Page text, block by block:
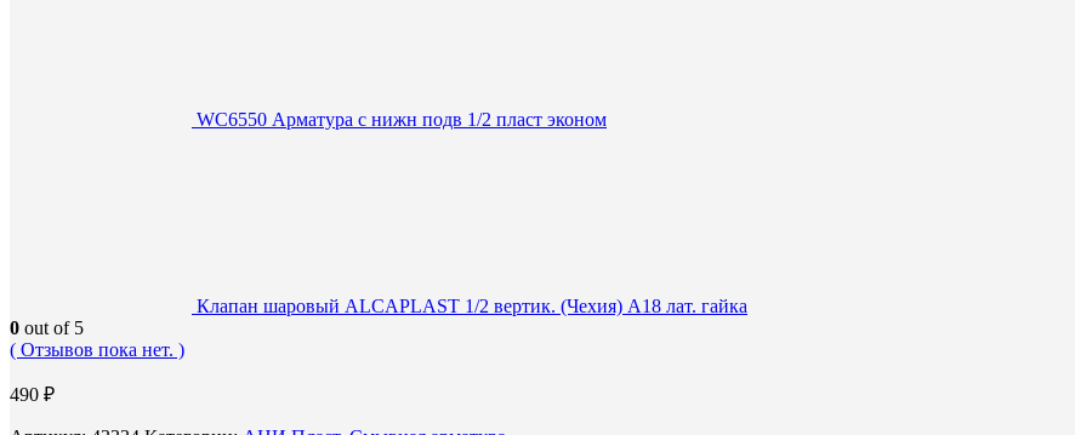
WC6550 Арматура с нижн подв 1/2 пласт эконом
Клапан шаровый ALCAPLAST 1/2 вертик. (Чехия) A18 лат. гайка
0 out of 5
( Отзывов пока нет. )
490 ₽